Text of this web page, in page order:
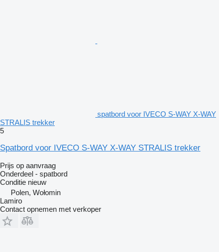
spatbord voor IVECO S-WAY X-WAY
STRALIS trekker
5
Spatbord voor IVECO S-WAY X-WAY STRALIS trekker
Prijs op aanvraag
Onderdeel - spatbord
Conditie nieuw
Polen, Wołomin
Lamiro
Contact opnemen met verkoper